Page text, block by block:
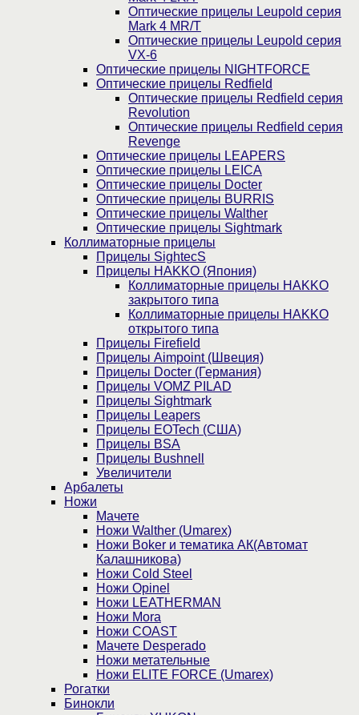
Оптические прицелы Leupold серия
Mark 4 MR/T
Оптические прицелы Leupold серия
VX-6
Оптические прицелы NIGHTFORCE
Оптические прицелы Redfield
Оптические прицелы Redfield серия
Revolution
Оптические прицелы Redfield серия
Revenge
Оптические прицелы LEAPERS
Оптические прицелы LEICA
Оптические прицелы Docter
Оптические прицелы BURRIS
Оптические прицелы Walther
Оптические прицелы Sightmark
Коллиматорные прицелы
Прицелы SightecS
Прицелы HAKKO (Япония)
Коллиматорные прицелы HAKKO
закрытого типа
Коллиматорные прицелы HAKKO
открытого типа
Прицелы Firefield
Прицелы Aimpoint (Швеция)
Прицелы Docter (Германия)
Прицелы VOMZ PILAD
Прицелы Sightmark
Прицелы Leapers
Прицелы EOTech (США)
Прицелы BSA
Прицелы Bushnell
Увеличители
Арбалеты
Ножи
Мачете
Ножи Walther (Umarex)
Ножи Boker и тематика АК(Автомат
Калашникова)
Ножи Cold Steel
Ножи Opinel
Ножи LEATHERMAN
Ножи Mora
Ножи COAST
Мачете Desperado
Ножи метательные
Ножи ELITE FORCE (Umarex)
Рогатки
Бинокли